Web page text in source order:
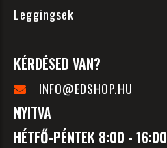
Leggingsek
KÉRDÉSED VAN?
INFO@EDSHOP.HU
NYITVA
HÉTFŐ-PÉNTEK 8:00 - 16:00